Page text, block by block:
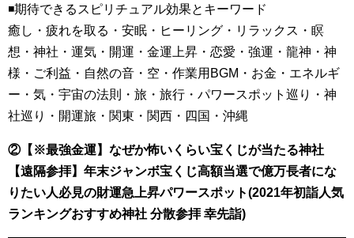
◾️期待できるスピリチュアル効果とキーワード
癒し・疲れを取る・安眠・ヒーリング・リラックス・瞑
想・神社・運気・開運・金運上昇・恋愛・強運・龍神・神
様・ご利益・自然の音・空・作業用BGM・お金・エネルギ
ー・気・宇宙の法則・旅・旅行・パワースポット巡り・神
社巡り・開運旅・関東・関西・四国・沖縄
②【※最強金運】なぜか怖いくらい宝くじが当たる神社
【遠隔参拝】年末ジャンボ宝くじ高額当選で億万長者にな
りたい人必見の財運急上昇パワースポット(2021年初詣人気
ランキングおすすめ神社 分散参拝 幸先詣)